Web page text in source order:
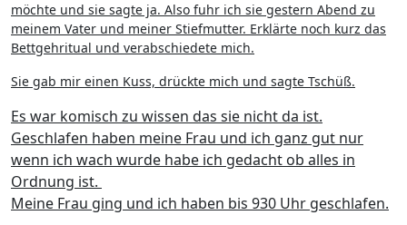
möchte und sie sagte ja. Also fuhr ich sie gestern Abend zu
meinem Vater und meiner Stiefmutter. Erklärte noch kurz das
Bettgehritual und verabschiedete mich.
Sie gab mir einen Kuss, drückte mich und sagte Tschüß.
Es war komisch zu wissen das sie nicht da ist.
Geschlafen haben meine Frau und ich ganz gut nur
wenn ich wach wurde habe ich gedacht ob alles in
Ordnung ist.
Meine Frau ging und ich haben bis 930 Uhr geschlafen.